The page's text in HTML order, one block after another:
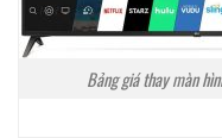
Bảng giá thay màn